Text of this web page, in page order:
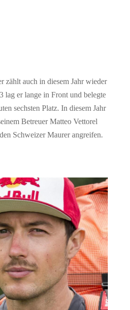
zählt auch in diesem Jahr wieder
lag er lange in Front und belegte
sechsten Platz. In diesem Jahr
Betreuer Matteo Vettorel
Schweizer Maurer angreifen.